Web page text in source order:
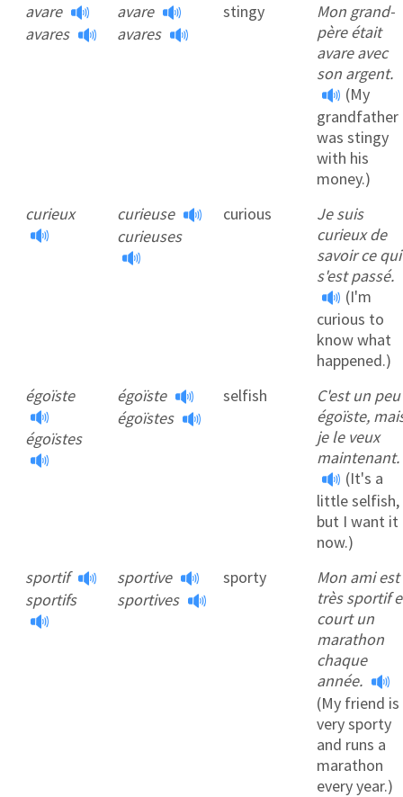
avare
avares
avare
avares
stingy
Mon grand-
père était
avare avec
son argent.
(My
grandfather
was stingy
with his
money.)
curieux
curieuse
curieuses
curious
Je suis
curieux de
savoir ce qui
s'est passé.
(I'm
curious to
know what
happened.)
égoïste
égoïstes
égoïste
égoïstes
selfish
C'est un peu
égoïste,
je le veux
maintenant.
(It's a
little selfish,
but I want it
now.)
sportif
sportifs
sportive
sportives
sporty
Mon ami est
très sportif
court un
marathon
chaque
année.
(My friend is
very sporty
and runs a
marathon
every year.)